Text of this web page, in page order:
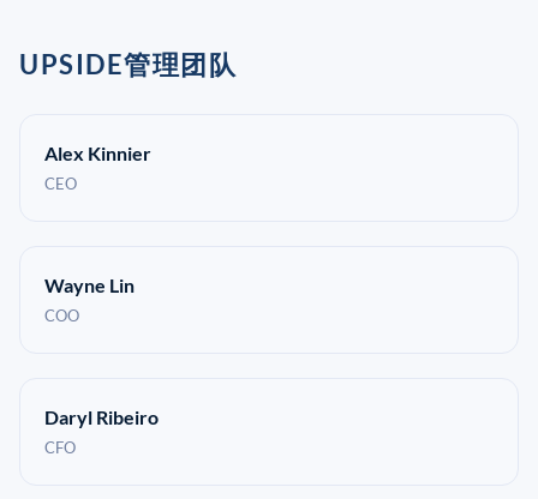
UPSIDE管理团队
Alex Kinnier
CEO
Wayne Lin
COO
Daryl Ribeiro
CFO